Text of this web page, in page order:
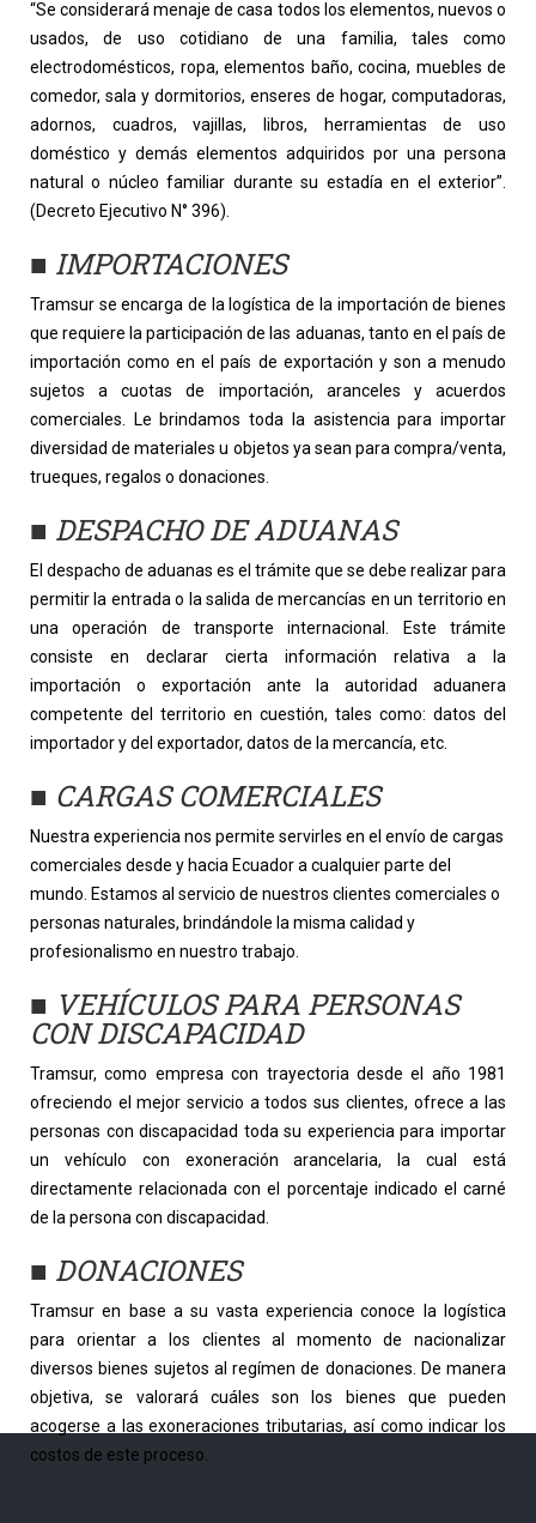
“Se considerará menaje de casa todos los elementos, nuevos o
usados, de uso cotidiano de una familia, tales como
electrodomésticos, ropa, elementos baño, cocina, muebles de
comedor, sala y dormitorios, enseres de hogar, computadoras,
adornos, cuadros, vajillas, libros, herramientas de uso
doméstico y demás elementos adquiridos por una persona
natural o núcleo familiar durante su estadía en el exterior”.
(Decreto Ejecutivo N° 396).
■ IMPORTACIONES
Tramsur se encarga de la logística de la importación de bienes
que requiere la participación de las aduanas, tanto en el país de
importación como en el país de exportación y son a menudo
sujetos a cuotas de importación, aranceles y acuerdos
comerciales. Le brindamos toda la asistencia para importar
diversidad de materiales u objetos ya sean para compra/venta,
trueques, regalos o donaciones.
■ DESPACHO DE ADUANAS
El despacho de aduanas es el trámite que se debe realizar para
permitir la entrada o la salida de mercancías en un territorio en
una operación de transporte internacional. Este trámite
consiste en declarar cierta información relativa a la
importación o exportación ante la autoridad aduanera
competente del territorio en cuestión, tales como: datos del
importador y del exportador, datos de la mercancía, etc.
■ CARGAS COMERCIALES
Nuestra experiencia nos permite servirles en el envío de cargas
comerciales desde y hacia Ecuador a cualquier parte del
mundo. Estamos al servicio de nuestros clientes comerciales o
personas naturales, brindándole la misma calidad y
profesionalismo en nuestro trabajo.
■ VEHÍCULOS PARA PERSONAS
CON DISCAPACIDAD
Tramsur, como empresa con trayectoria desde el año 1981
ofreciendo el mejor servicio a todos sus clientes, ofrece a las
personas con discapacidad toda su experiencia para importar
un vehículo con exoneración arancelaria, la cual está
directamente relacionada con el porcentaje indicado el carné
de la persona con discapacidad.
■ DONACIONES
Tramsur en base a su vasta experiencia conoce la logística
para orientar a los clientes al momento de nacionalizar
diversos bienes sujetos al regímen de donaciones. De manera
objetiva, se valorará cuáles son los bienes que pueden
acogerse a las exoneraciones tributarias, así como indicar los
costos de este proceso.